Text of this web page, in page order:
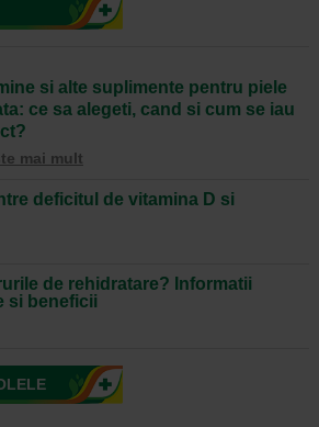
si alte suplimente pentru piele
ce sa alegeti, cand si cum se iau
mai mult
deficitul de vitamina D si
de rehidratare? Informatii
si beneficii